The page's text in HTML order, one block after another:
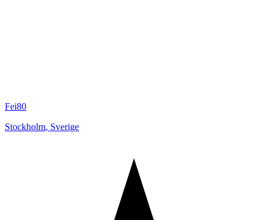
Fei80
Stockholm, Sverige